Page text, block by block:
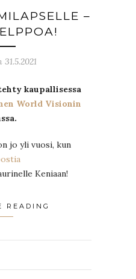
–
31.5.2021
kaupallisessa
World Visionin
jo yli vuosi, kun
Keniaan!
READING